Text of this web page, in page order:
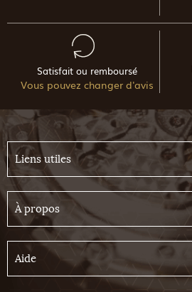
Satisfait ou remboursé
Vous pouvez changer d'avis
Liens utiles
À propos
Aide